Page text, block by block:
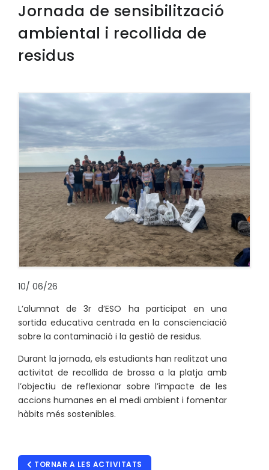
Jornada de sensibilització
ambiental i recollida de
residus
10/ 06/26
L’alumnat de 3r d’ESO ha participat en una
sortida educativa centrada en la conscienciació
sobre la contaminació i la gestió de residus.
Durant la jornada, els estudiants han realitzat una
activitat de recollida de brossa a la platja amb
l’objectiu de reflexionar sobre l’impacte de les
accions humanes en el medi ambient i fomentar
hàbits més sostenibles.
TORNAR A LES ACTIVITATS